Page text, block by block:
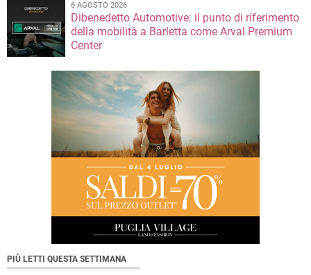
6 AGOSTO 2026
Dibenedetto Automotive: il punto di riferimento
della mobilità a Barletta come Arval Premium
Center
PIÙ LETTI QUESTA SETTIMANA